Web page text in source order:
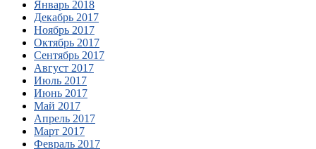
Январь 2018
Декабрь 2017
Ноябрь 2017
Октябрь 2017
Сентябрь 2017
Август 2017
Июль 2017
Июнь 2017
Май 2017
Апрель 2017
Март 2017
Февраль 2017